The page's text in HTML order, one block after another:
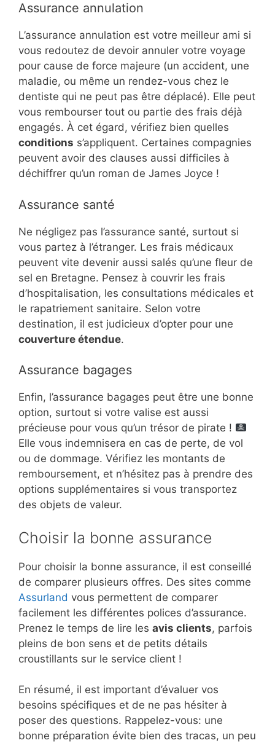
Assurance annulation
L’assurance annulation est votre meilleur ami si
vous redoutez de devoir annuler votre voyage
pour cause de force majeure (un accident, une
maladie, ou même un rendez-vous chez le
dentiste qui ne peut pas être déplacé). Elle peut
vous rembourser tout ou partie des frais déjà
engagés. À cet égard, vérifiez bien quelles
conditions s’appliquent. Certaines compagnies
peuvent avoir des clauses aussi difficiles à
déchiffrer qu’un roman de James Joyce !
Assurance santé
Ne négligez pas l’assurance santé, surtout si
vous partez à l’étranger. Les frais médicaux
peuvent vite devenir aussi salés qu’une fleur de
sel en Bretagne. Pensez à couvrir les frais
d’hospitalisation, les consultations médicales et
le rapatriement sanitaire. Selon votre
destination, il est judicieux d’opter pour une
couverture étendue.
Assurance bagages
Enfin, l’assurance bagages peut être une bonne
option, surtout si votre valise est aussi
précieuse pour vous qu’un trésor de pirate !
Elle vous indemnisera en cas de perte, de vol
ou de dommage. Vérifiez les montants de
remboursement, et n’hésitez pas à prendre des
options supplémentaires si vous transportez
des objets de valeur.
Choisir la bonne assurance
Pour choisir la bonne assurance, il est conseillé
de comparer plusieurs offres. Des sites comme
Assurland vous permettent de comparer
facilement les différentes polices d’assurance.
Prenez le temps de lire les avis clients, parfois
pleins de bon sens et de petits détails
croustillants sur le service client !
En résumé, il est important d’évaluer vos
besoins spécifiques et de ne pas hésiter à
poser des questions. Rappelez-vous: une
bonne préparation évite bien des tracas, un peu